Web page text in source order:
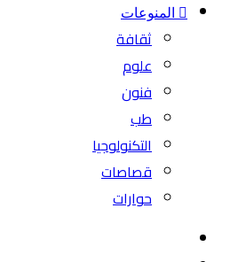
المنوعات
ثقافة
علوم
فنون
طب
التكنولوجيا
قصاصات
حوارات